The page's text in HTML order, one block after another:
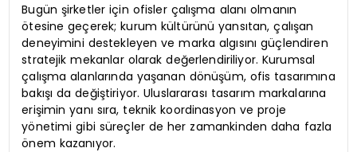
Bugün şirketler için ofisler çalışma alanı olmanın
ötesine geçerek; kurum kültürünü yansıtan, çalışan
deneyimini destekleyen ve marka algısını güçlendiren
stratejik mekanlar olarak değerlendiriliyor. Kurumsal
çalışma alanlarında yaşanan dönüşüm, ofis tasarımına
bakışı da değiştiriyor. Uluslararası tasarım markalarına
erişimin yanı sıra, teknik koordinasyon ve proje
yönetimi gibi süreçler de her zamankinden daha fazla
önem kazanıyor.